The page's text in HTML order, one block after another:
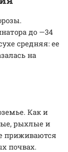
до —34
средняя: ее
на
Как и
рыхлые и
приживаются
почвах.